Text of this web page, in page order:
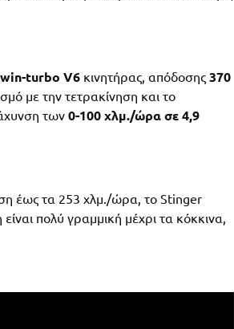
turbo V6 κινητήρας, απόδοσης 370
με την τετρακίνηση και το
των 0-100 χλμ./ώρα σε 4,9
έως τα 253 χλμ./ώρα, το Stinger
πολύ γραμμική μέχρι τα κόκκινα,